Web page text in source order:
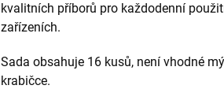
kvalitních příborů pro každodenní
zařízeních.
Sada obsahuje 16 kusů, není vhodné
krabičce.